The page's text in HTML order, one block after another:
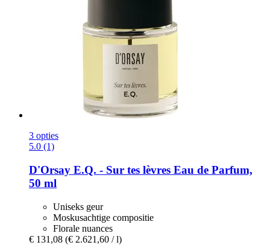
3 opties
5.0 (1)
D'Orsay E.Q. -​ Sur tes lèvres Eau de Parfum,
50 ml
Uniseks geur
Moskusachtige compositie
Florale nuances
€ 131,08 (€ 2.621,60 / l)